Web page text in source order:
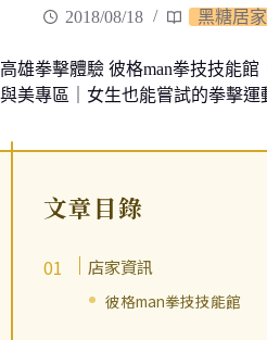
2018/08/18 黑糖居
高雄拳擊體驗 彼格man拳技技能
與美專區｜女生也能嘗試的拳擊運
文章目錄
店家資訊
彼格man拳技技能館